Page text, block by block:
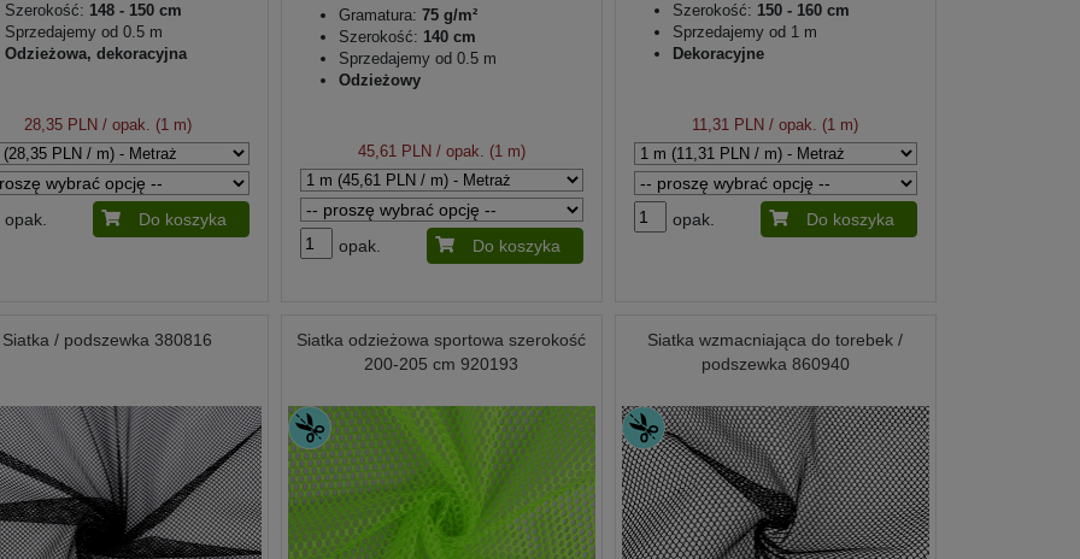
Szerokość: 148 - 150 cm
Sprzedajemy od 0.5 m
Odzieżowa, dekoracyjna
28,35 PLN / opak. (1 m)
opak. Do koszyka
Gramatura: 75 g/m²
Szerokość: 140 cm
Sprzedajemy od 0.5 m
Odzieżowy
45,61 PLN / opak. (1 m)
opak. Do koszyka
Szerokość: 150 - 160 cm
Sprzedajemy od 1 m
Dekoracyjne
11,31 PLN / opak. (1 m)
opak. Do koszyka
Siatka / podszewka 380816
Siatka odzieżowa sportowa szerokość
200-205 cm 920193
Siatka wzmacniająca do torebek /
podszewka 860940